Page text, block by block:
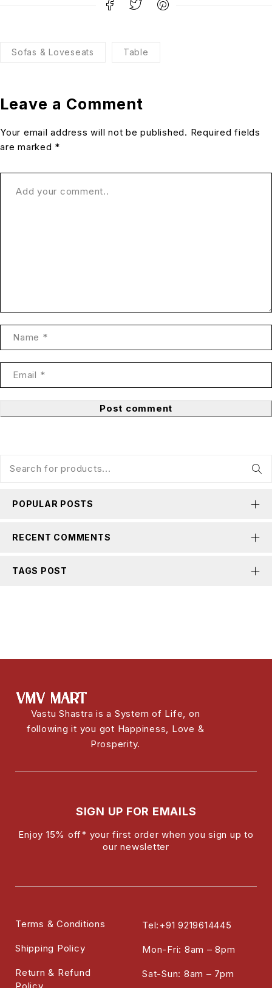
Sofas & Loveseats Table
Leave a Comment
Your email address will not be published. Required fields
are marked *
Post comment
POPULAR POSTS
RECENT COMMENTS
TAGS POST
Vastu Shastra is a System of Life, on
following it you got Happiness, Love &
Prosperity.
SIGN UP FOR EMAILS
Enjoy 15% off* your first order when you sign up to
our newsletter
Tel:+91 9219614445
Mon-Fri: 8am – 8pm
Sat-Sun: 8am – 7pm
Terms & Conditions
Shipping Policy
Return & Refund